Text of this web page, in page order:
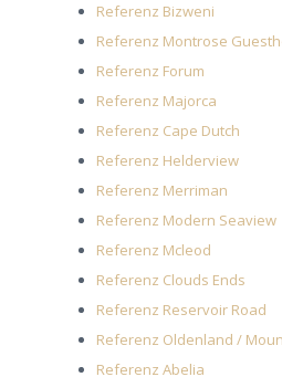
Referenz Bizweni
Referenz Montrose
Referenz Forum
Referenz Majorca
Referenz Cape Dutch
Referenz Helderview
Referenz Merriman
Referenz Modern Seaview
Referenz Mcleod
Referenz Clouds Ends
Referenz Reservoir Road
Referenz Oldenland /
Referenz Abelia